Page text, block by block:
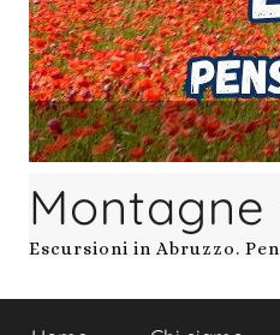
Montagne
Escursioni in Abruzzo.